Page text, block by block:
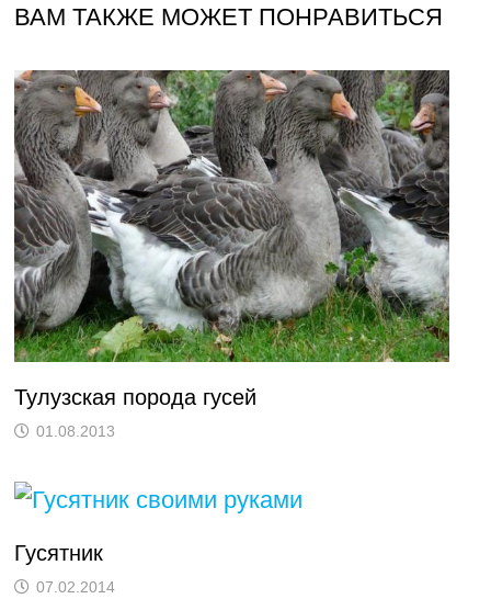
ВАМ ТАКЖЕ МОЖЕТ ПОНРАВИТЬСЯ
Тулузская порода гусей
01.08.2013
Гусятник
07.02.2014